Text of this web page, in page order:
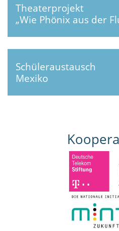
Theaterprojekt
„Wie Phönix aus der
Schüleraustausch
Mexiko